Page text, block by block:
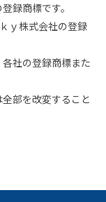
録商標です。
ｙ株式会社の登録
社の登録商標また
部を改変すること